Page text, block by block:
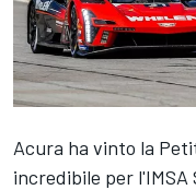
Acura ha vinto la
incredibile per